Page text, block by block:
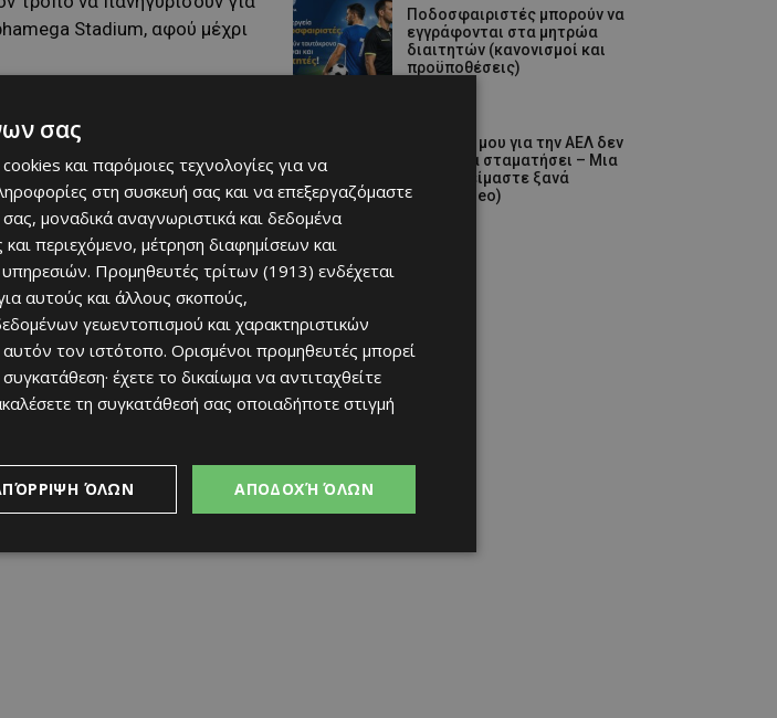
Stadium, αφού μέχρι
τη στήριξή του και το 2026
πως είναι έτοιμοι να
βήμα της νέας χρονιάς.
Ποδοσφαιριστές μπορούν να
εγγράφονται στα μητρώα
διαιτητών (κανονισμοί και
προϋποθέσεις)
«Η αγάπη μου για την ΑΕΛ δεν
μπορεί να σταματήσει – Μια
μέρα θα είμαστε ξανά
μαζί» (video)
σας
και παρόμοιες τεχνολογίες για να
στη συσκευή σας και να επεξεργαζόμαστε
μοναδικά αναγνωριστικά και δεδομένα
περιεχόμενο, μέτρηση διαφημίσεων και
Προμηθευτές τρίτων (1913) ενδέχεται
αυτούς και άλλους σκοπούς,
γεωεντοπισμού και χαρακτηριστικών
τον ιστότοπο. Ορισμένοι προμηθευτές μπορεί
έχετε το δικαίωμα να αντιταχθείτε
τη συγκατάθεσή σας οποιαδήποτε στιγμή
ΑΠΟΔΟΧΉ ΌΛΩΝ
ΌΛΩΝ